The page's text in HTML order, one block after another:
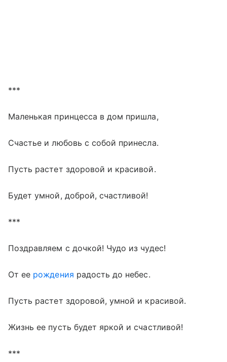
***
Маленькая принцесса в дом пришла,
Счастье и любовь с собой принесла.
Пусть растет здоровой и красивой.
Будет умной, доброй, счастливой!
***
Поздравляем с дочкой! Чудо из чудес!
От ее рождения радость до небес.
Пусть растет здоровой, умной и красивой.
Жизнь ее пусть будет яркой и счастливой!
***